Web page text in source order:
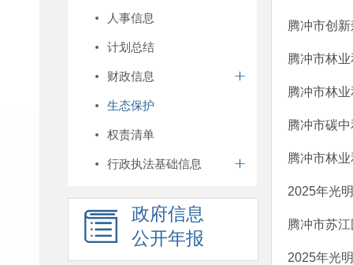
人事信息
计划总结
财政信息
生态保护
权责清单
行政执法基础信息
政府信息
公开年报
腾冲市创
腾冲市林
腾冲市林
腾冲市碳
腾冲市林
2025年光
腾冲市苏
2025年光